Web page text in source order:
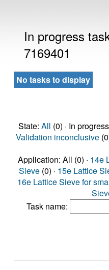
In progress
7169401
No tasks to display
State: All (0) · In
Validation inconclusive
Application: All (0) · 14e
Sieve (0) · 15e Lattice
16e Lattice Sieve for
Task name: